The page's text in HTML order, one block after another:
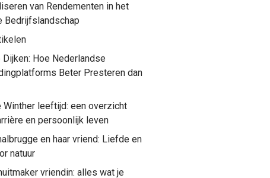
van Rendementen in het
Bedrijfslandschap
Dijken: Hoe Nederlandse
Beter Presteren dan
Winther leeftijd: een overzicht
en persoonlijk leven
en haar vriend: Liefde en
natuur
vriendin: alles wat je